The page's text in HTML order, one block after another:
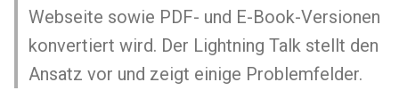
Webseite sowie PDF- und E-Book-Versionen
konvertiert wird. Der Lightning Talk stellt den
Ansatz vor und zeigt einige Problemfelder.